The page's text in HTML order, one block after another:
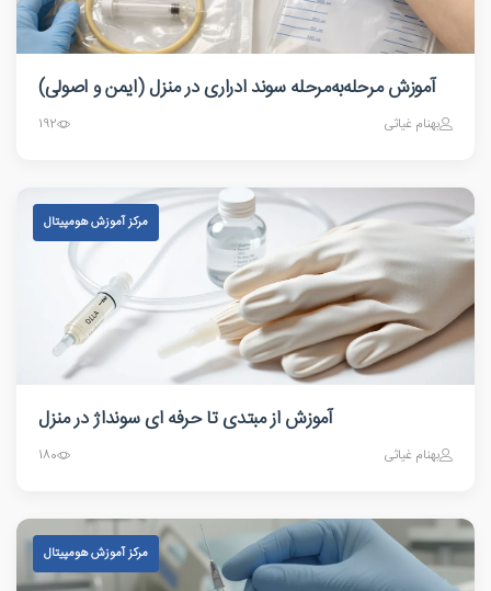
آموزش مرحله‌به‌مرحله سوند ادراری در منزل (ایمن و اصولی)
بهنام غیاثی 192
مرکز آموزش هومپیتال
آموزش از مبتدی تا حرفه ای سونداژ در منزل
بهنام غیاثی 180
مرکز آموزش هومپیتال